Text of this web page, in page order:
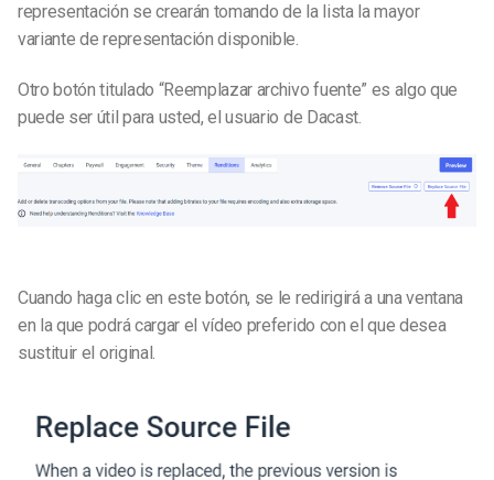
representación se crearán tomando de la lista la mayor
variante de representación disponible.
Otro botón titulado “Reemplazar archivo fuente” es algo que
puede ser útil para usted, el usuario de Dacast.
Cuando haga clic en este botón, se le redirigirá a una ventana
en la que podrá cargar el vídeo preferido con el que desea
sustituir el original.